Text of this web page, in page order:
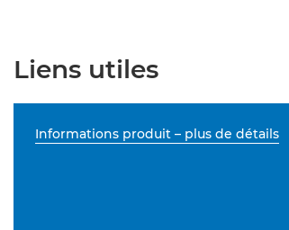
Liens utiles
Informations produit – plus de détails